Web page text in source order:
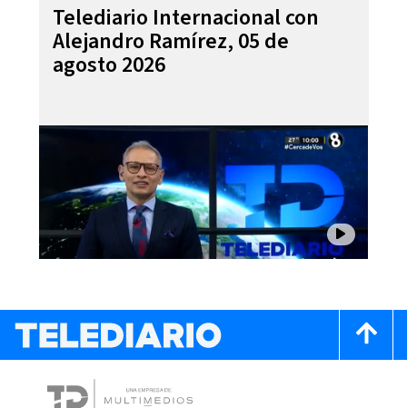
Telediario Internacional con
Alejandro Ramírez, 05 de
agosto 2026